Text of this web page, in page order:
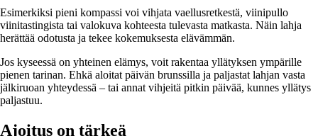
Esimerkiksi pieni kompassi voi vihjata vaellusretkestä, viinipullo
viinitastingista tai valokuva kohteesta tulevasta matkasta. Näin lahja
herättää odotusta ja tekee kokemuksesta elävämmän.
Jos kyseessä on yhteinen elämys, voit rakentaa yllätyksen ympärille
pienen tarinan. Ehkä aloitat päivän brunssilla ja paljastat lahjan vasta
jälkiruoan yhteydessä – tai annat vihjeitä pitkin päivää, kunnes yllätys
paljastuu.
Ajoitus on tärkeä